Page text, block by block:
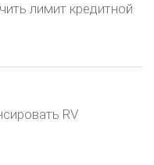
лимит кредитной
RV